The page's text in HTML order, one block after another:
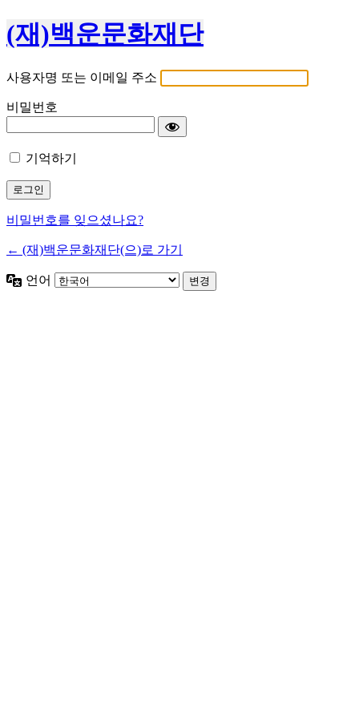
(재)백운문화재단
사용자명 또는 이메일 주소
비밀번호
기억하기
비밀번호를 잊으셨나요?
← (재)백운문화재단(으)로 가기
언어